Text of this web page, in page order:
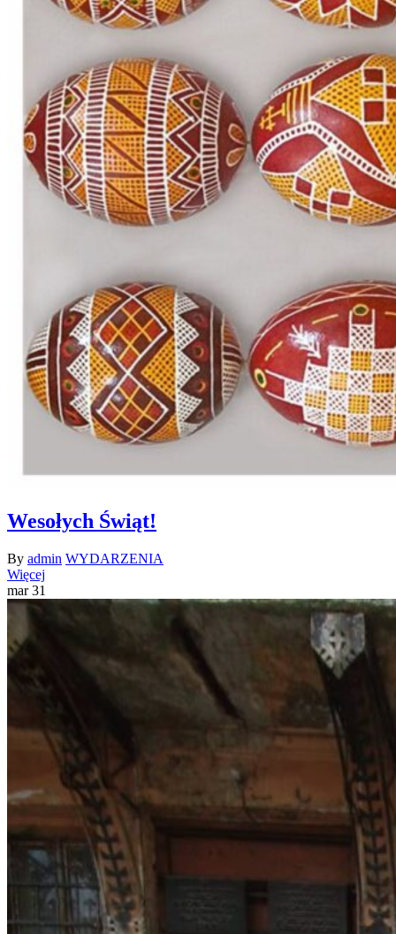
Wesołych Świąt!
By admin WYDARZENIA
Więcej
mar 31